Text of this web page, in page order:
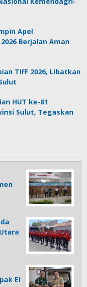
Apel
Berjalan Aman
TIFF 2026, Libatkan
HUT ke-81
Sulut, Tegaskan
El